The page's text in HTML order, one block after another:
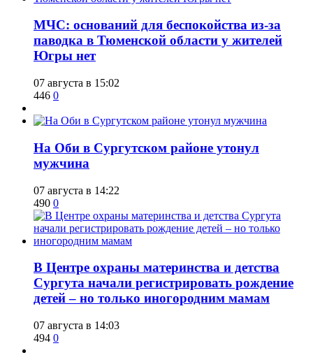
​МЧС: оснований для беспокойства из-за
паводка в Тюменской области у жителей
Югры нет
07 августа в 15:02
446 0
​На Оби в Сургутском районе утонул
мужчина
07 августа в 14:22
490 0
​В Центре охраны материнства и детства
Сургута начали регистрировать рождение
детей – но только иногородним мамам
07 августа в 14:03
494 0